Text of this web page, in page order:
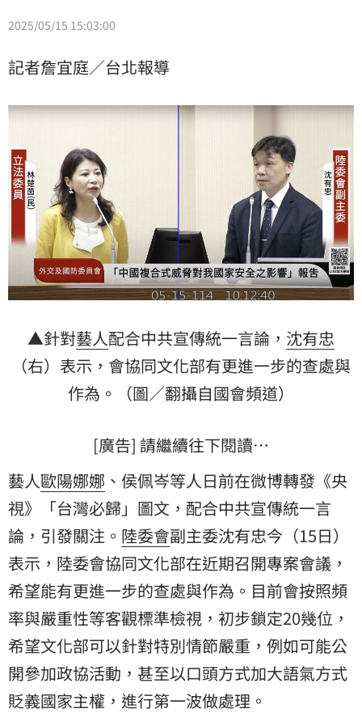
2025/05/15 15:03:00
記者詹宜庭／台北報導
▲針對藝人配合中共宣傳統一言論， 沈有忠
（右）表示，會協同文化部有更進一步的查處與
作為。（圖／翻攝自國會頻道）
[廣告] 請繼續往下閱讀…
藝人歐陽娜娜 、侯佩岑等人日前在微博轉發《央
視》「台灣必歸」圖文，配合中共宣傳統一言
論，引發關注。 陸委會副主委沈有忠今（15日）
表示，陸委會協同文化部在近期召開專案會議，
希望能有更進一步的查處與作為。目前會按照頻
率與嚴重性等客觀標準檢視，初步鎖定20幾位，
希望文化部可以針對特別情節嚴重，例如可能公
開參加政協活動，甚至以口頭方式加大語氣方式
貶義國家主權，進行第一波做處理。